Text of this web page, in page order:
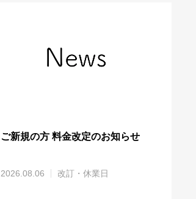
ご新規の方 料金改定のお知らせ
2026.08.06 改訂・休業日